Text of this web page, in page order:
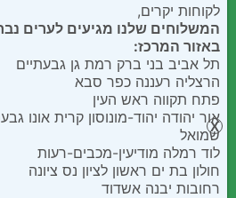
לקוחות יקרים,
המשלוחים שלנו מגיעים לערים
באזור המרכז:
תל אביב בני ברק רמת גן גבעתיים
הרצליה רעננה כפר סבא
פתח תקווה ראש העין
אור יהודה יהוד-מונוסון קרית אונו
שמואל
לוד רמלה מודיעין-מכבים-רעות
חולון בת ים ראשון לציון נס ציונה
רחובות יבנה אשדוד